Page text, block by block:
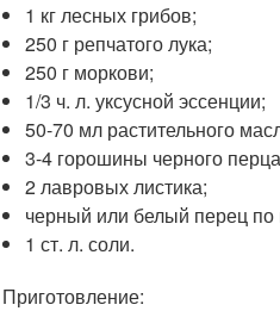
1 кг лесных грибов;
250 г репчатого лука;
250 г моркови;
1/3 ч. л. уксусной эссенции;
50-70 мл растительного
3-4 горошины черного
2 лавровых листика;
черный или белый перец по
1 ст. л. соли.
Приготовление: